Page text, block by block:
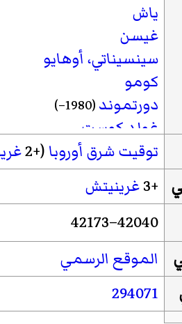
ياش
غيسن
سينسيناتي، أوهايو
كومو
دورتموند (1980–)
غولد كوست
نيس
نوفي ساكز
سارسيل
ستافانغر
صني آيلز بيتش، فلوريدا
قصرش
بورنموث
أديس أبابا
توقيت شرق أوروبا (+2
+3 غرينيتش
42040–42173
الموقع الرسمي
294071